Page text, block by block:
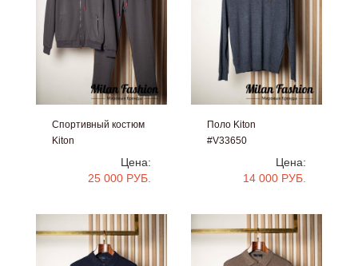
Спортивный костюм
Kiton
Цена:
25 000 РУБ.
Поло Kiton
#V33650
Цена:
14 000 РУБ.